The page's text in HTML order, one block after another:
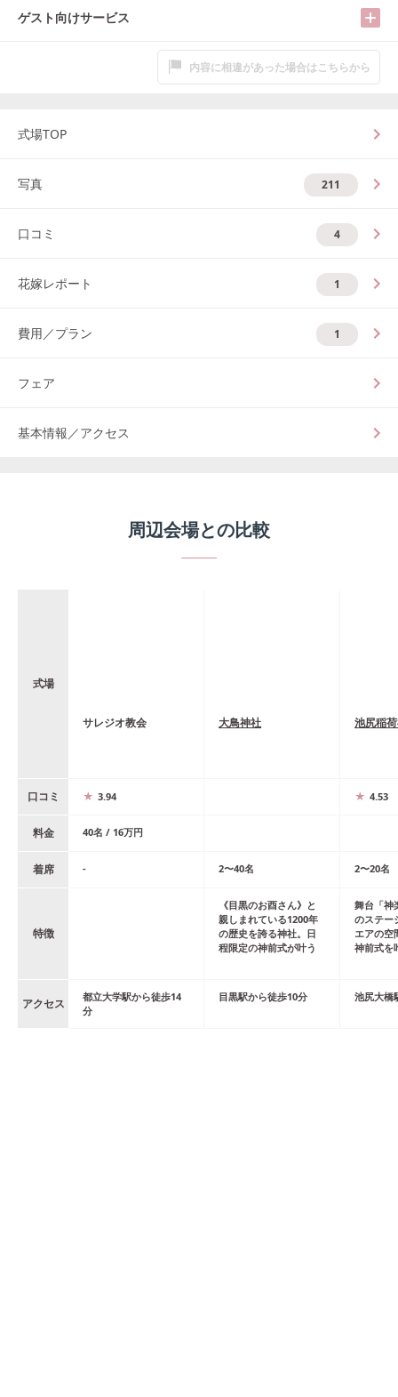
ゲスト向けサービス
内容に相違があった場合はこちらから
式場TOP
写真 211
口コミ 4
花嫁レポート 1
費用／プラン 1
フェア
基本情報／アクセス
周辺会場との比較
式場
サレジオ教会 大鳥神社 池尻稲
口コミ 3.94 4.53
料金 40名 / 16万円
着席 - 2〜40名 2〜20名
特徴
《目黒のお酉さん》と
親しまれている1200年
の歴史を誇る神社。日
程限定の神前式が叶う
舞台「神
のステー
エアの空
神前式を
アクセス 都立大学駅から徒歩14
分
目黒駅から徒歩10分 池尻大橋